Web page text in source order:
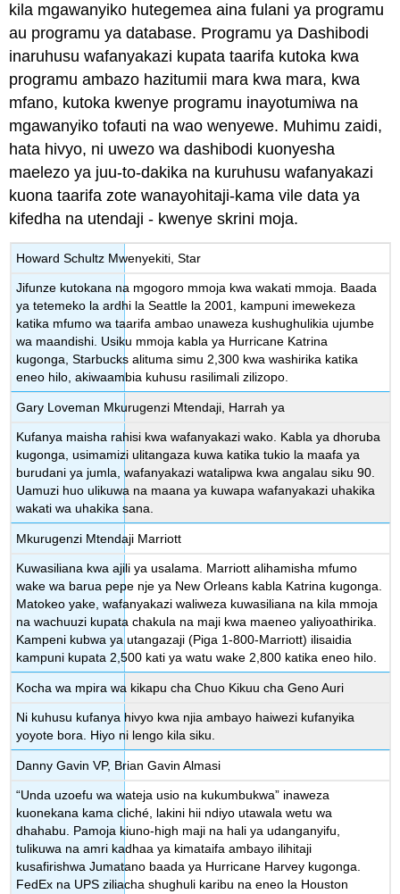
kila mgawanyiko hutegemea aina fulani ya programu
au programu ya database. Programu ya Dashibodi
inaruhusu wafanyakazi kupata taarifa kutoka kwa
programu ambazo hazitumii mara kwa mara, kwa
mfano, kutoka kwenye programu inayotumiwa na
mgawanyiko tofauti na wao wenyewe. Muhimu zaidi,
hata hivyo, ni uwezo wa dashibodi kuonyesha
maelezo ya juu-to-dakika na kuruhusu wafanyakazi
kuona taarifa zote wanayohitaji-kama vile data ya
kifedha na utendaji - kwenye skrini moja.
Howard Schultz Mwenyekiti, Star
Jifunze kutokana na mgogoro mmoja kwa wakati mmoja. Baada
ya tetemeko la ardhi la Seattle la 2001, kampuni imewekeza
katika mfumo wa taarifa ambao unaweza kushughulikia ujumbe
wa maandishi. Usiku mmoja kabla ya Hurricane Katrina
kugonga, Starbucks alituma simu 2,300 kwa washirika katika
eneo hilo, akiwaambia kuhusu rasilimali zilizopo.
Gary Loveman Mkurugenzi Mtendaji, Harrah ya
Kufanya maisha rahisi kwa wafanyakazi wako. Kabla ya dhoruba
kugonga, usimamizi ulitangaza kuwa katika tukio la maafa ya
burudani ya jumla, wafanyakazi watalipwa kwa angalau siku 90.
Uamuzi huo ulikuwa na maana ya kuwapa wafanyakazi uhakika
wakati wa uhakika sana.
Mkurugenzi Mtendaji Marriott
Kuwasiliana kwa ajili ya usalama. Marriott alihamisha mfumo
wake wa barua pepe nje ya New Orleans kabla Katrina kugonga.
Matokeo yake, wafanyakazi waliweza kuwasiliana na kila mmoja
na wachuuzi kupata chakula na maji kwa maeneo yaliyoathirika.
Kampeni kubwa ya utangazaji (Piga 1-800-Marriott) ilisaidia
kampuni kupata 2,500 kati ya watu wake 2,800 katika eneo hilo.
Kocha wa mpira wa kikapu cha Chuo Kikuu cha Geno Auri
Ni kuhusu kufanya hivyo kwa njia ambayo haiwezi kufanyika
yoyote bora. Hiyo ni lengo kila siku.
Danny Gavin VP, Brian Gavin Almasi
“Unda uzoefu wa wateja usio na kukumbukwa” inaweza
kuonekana kama cliché, lakini hii ndiyo utawala wetu wa
dhahabu. Pamoja kiuno-high maji na hali ya udanganyifu,
tulikuwa na amri kadhaa ya kimataifa ambayo ilihitaji
kusafirishwa Jumatano baada ya Hurricane Harvey kugonga.
FedEx na UPS ziliacha shughuli karibu na eneo la Houston